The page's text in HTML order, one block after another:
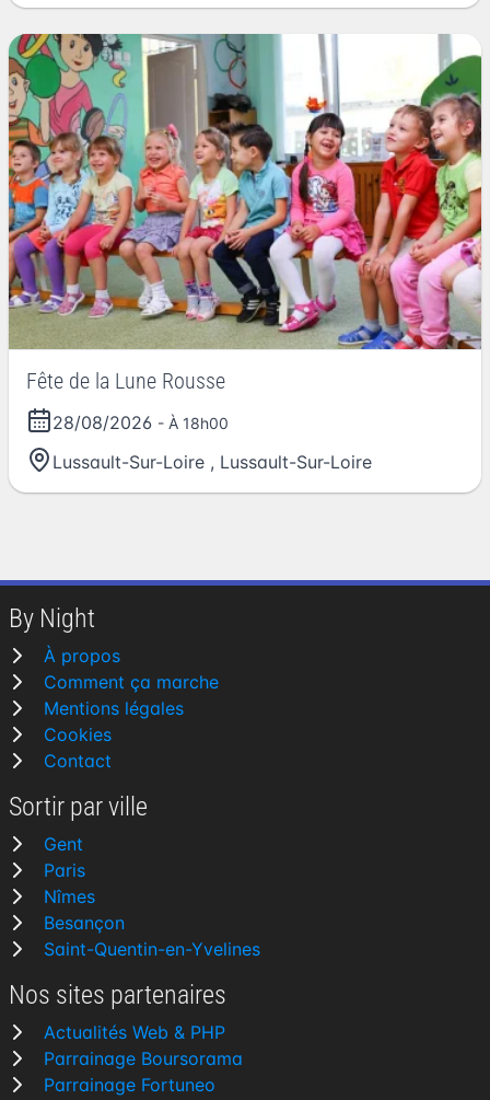
Fête de la Lune Rousse
28/08/2026 - À 18h00
Lussault-Sur-Loire , Lussault-Sur-Loire
By Night
À propos
Comment ça marche
Mentions légales
Cookies
Contact
Sortir par ville
Gent
Paris
Nîmes
Besançon
Saint-Quentin-en-Yvelines
Nos sites partenaires
Actualités Web & PHP
Parrainage Boursorama
Parrainage Fortuneo